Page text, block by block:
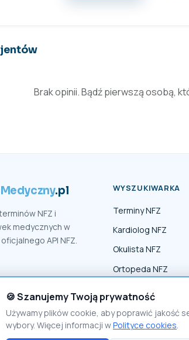
Brak opinii. Bądź pierwszą osobą,
Medyczny.pl
NFZ i
medycznych w
API NFZ.
WYSZUKIWARKA
Terminy NFZ
Kardiolog NFZ
Okulista NFZ
Ortopeda NFZ
🍪 Szanujemy Twoją prywatność
Używamy plików cookie, aby poprawić jakość
wybory. Więcej informacji wPolityce cookies.